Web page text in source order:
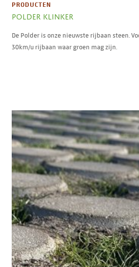
PRODUCTEN
POLDER KLINKER
De Polder is onze nieuwste rijbaan steen.
30km/u rijbaan waar groen mag zijn.